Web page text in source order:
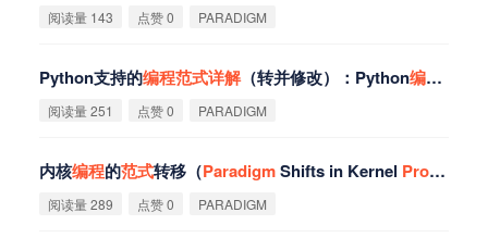
阅读量 143 点赞 0 PARADIGM
Python支持的编程范式详解（转并修改）：Python编程
阅读量 251 点赞 0 PARADIGM
内核编程的范式转移（ParadigmShifts in Kernel Programming
阅读量 289 点赞 0 PARADIGM